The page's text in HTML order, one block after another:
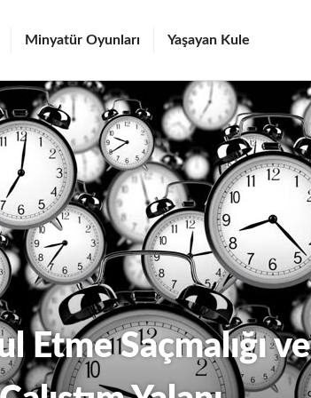
Minyatür Oyunları Yaşayan Kule
Etme Saçmalığı ve